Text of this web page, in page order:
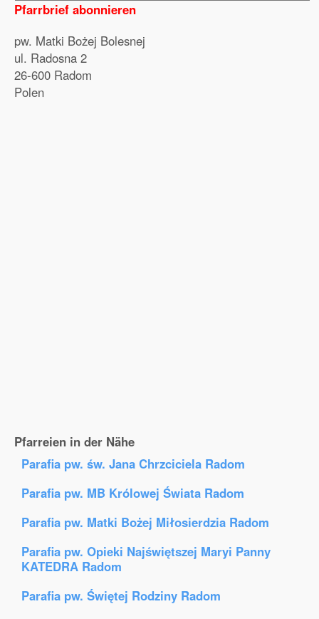
Pfarrbrief abonnieren
pw. Matki Bożej Bolesnej
ul. Radosna 2
26-600 Radom
Polen
Pfarreien in der Nähe
Parafia pw. św. Jana Chrzciciela Radom
Parafia pw. MB Królowej Świata Radom
Parafia pw. Matki Bożej Miłosierdzia Radom
Parafia pw. Opieki Najświętszej Maryi Panny
KATEDRA Radom
Parafia pw. Świętej Rodziny Radom